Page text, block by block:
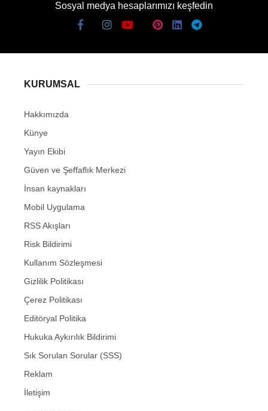
Sosyal medya hesaplarımızı keşfedin
KURUMSAL
Hakkımızda
Künye
Yayın Ekibi
Güven ve Şeffaflık Merkezi
İnsan kaynakları
Mobil Uygulama
RSS Akışları
Risk Bildirimi
Kullanım Sözleşmesi
Gizlilik Politikası
Çerez Politikası
Editöryal Politika
Hukuka Aykırılık Bildirimi
Sık Sorulan Sorular (SSS)
Reklam
İletişim